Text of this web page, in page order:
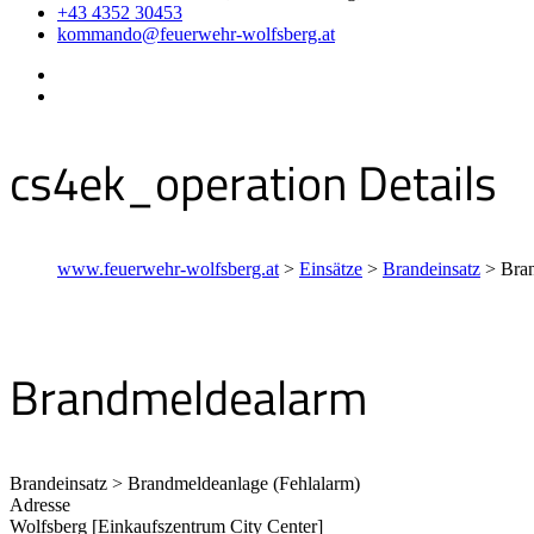
+43 4352 30453
kommando@feuerwehr-wolfsberg.at
cs4ek_operation Details
www.feuerwehr-wolfsberg.at > Einsätze > Brandeinsatz >
Brandmeldealarm
Brandeinsatz > Brandmeldeanlage (Fehlalarm)
Adresse
Wolfsberg [Einkaufszentrum City Center]